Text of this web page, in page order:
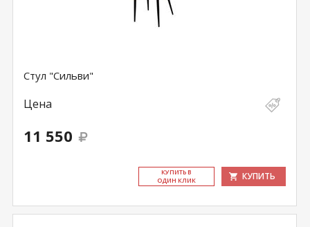
Стул "Сильви"
Цена
11 550
КУ­ПИТЬ В
ОДИН КЛИК
КУПИТЬ